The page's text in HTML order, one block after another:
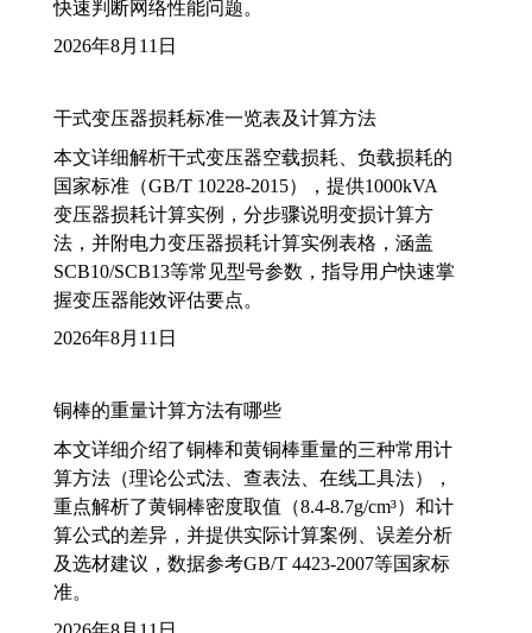
快速判断网络性能问题。
2026年8月11日
干式变压器损耗标准一览表及计算方法
本文详细解析干式变压器空载损耗、负载损耗的
国家标准（GB/T 10228-2015），提供1000kVA
变压器损耗计算实例，分步骤说明变损计算方
法，并附电力变压器损耗计算实例表格，涵盖
SCB10/SCB13等常见型号参数，指导用户快速掌
握变压器能效评估要点。
2026年8月11日
铜棒的重量计算方法有哪些
本文详细介绍了铜棒和黄铜棒重量的三种常用计
算方法（理论公式法、查表法、在线工具法），
重点解析了黄铜棒密度取值（8.4-8.7g/cm³）和计
算公式的差异，并提供实际计算案例、误差分析
及选材建议，数据参考GB/T 4423-2007等国家标
准。